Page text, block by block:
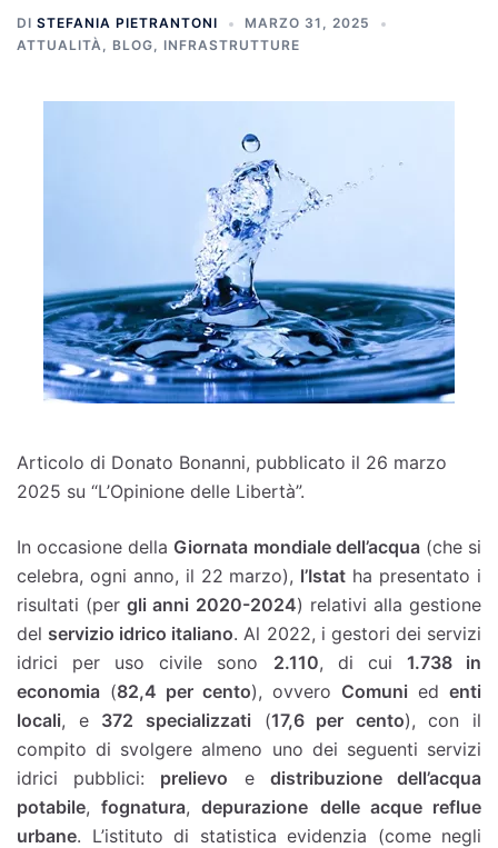
DI STEFANIA PIETRANTONI
MARZO 31, 2025
ATTUALITÀ, BLOG, INFRASTRUTTURE
Articolo di Donato Bonanni, pubblicato il 26 marzo
2025 su “L’Opinione delle Libertà”.
In occasione della Giornata mondiale dell’acqua(che si
celebra, ogni anno, il 22 marzo), l’Istat ha presentato i
risultati (pergli anni 2020-2024) relativi alla gestione
del servizio idrico italiano. Al 2022, i gestori dei servizi
idrici per uso civile sono 2.110, di cui 1.738 in
economia (82,4 per cento), ovvero Comuni ed enti
locali, e 372 specializzati (17,6 per cento), con il
compito di svolgere almeno uno dei seguenti servizi
idrici pubblici: prelievo e distribuzione dell’acqua
potabile,fognatura,depurazione delle acque reflue
urbane. L’istituto di statistica evidenzia (come negli